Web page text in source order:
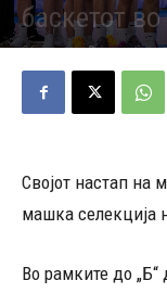
баскетот
Објавено од Редакција -
Својот настап на
машка селекција
Во рамките до